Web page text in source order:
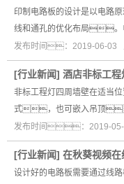
印制电路板的设计是以电
线和通孔的优化布局
发布时间：2019-06-
[行业新闻] 酒店非标工
非标工程灯四周墙壁在适
式，也可嵌入吊顶
发布时间：2019-
[行业新闻] 在秋葵视频
设计好的电路板需要通过